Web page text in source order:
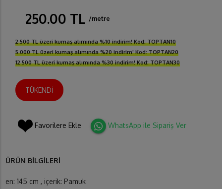
250.00 TL /metre
2.500 TL üzeri kumaş alımında %10 indirim! Kod: TOPTAN10
5.000 TL üzeri kumaş alımında %20 indirim! Kod: TOPTAN20
12.500 TL üzeri kumaş alımında %30 indirim! Kod: TOPTAN30
TÜKENDİ
Favorilere Ekle WhatsApp ile Sipariş Ver
ÜRÜN BİLGİLERİ
en: 145 cm , içerik: Pamuk